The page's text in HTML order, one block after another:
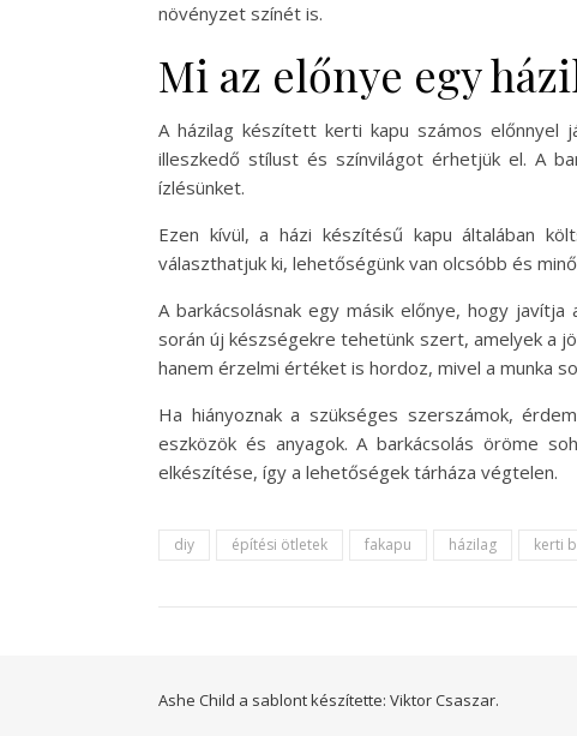
növényzet színét is.
Mi az előnye egy
A házilag készített kerti kapu számos előnnyel
illeszkedő stílust és színvilágot érhetjük el. A
ízlésünket.
Ezen kívül, a házi készítésű kapu általában
választhatjuk ki, lehetőségünk van olcsóbb és
A barkácsolásnak egy másik előnye, hogy
során új készségekre tehetünk szert, amelyek a
hanem érzelmi értéket is hordoz, mivel a munka
Ha hiányoznak a szükséges szerszámok,
eszközök és anyagok. A barkácsolás öröme
elkészítése, így a lehetőségek tárháza végtelen.
diy építési ötletek fakapu házilag kerti
Ashe Child a sablont készítette: Viktor Csaszar.